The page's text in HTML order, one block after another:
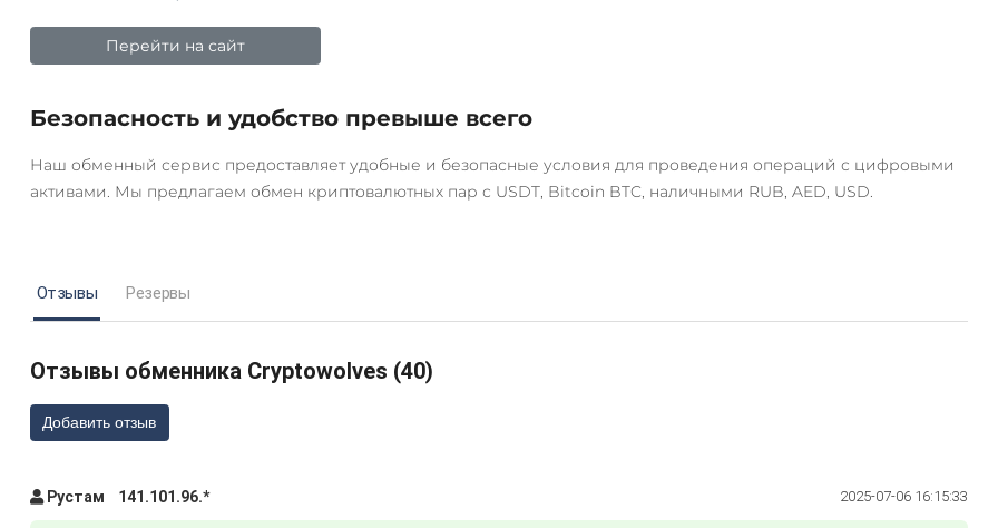
Перейти на сайт
Безопасность и удобство превыше всего
Наш обменный сервис предоставляет удобные и безопасные условия для проведения операций с цифровыми
активами. Мы предлагаем обмен криптовалютных пар с USDT, Bitcoin BTC, наличными RUB, AED, USD.
Отзывы Резервы
Отзывы обменника Cryptowolves (40)
Добавить отзыв
Рустам 141.101.96.* 2025-07-06 16:15:33